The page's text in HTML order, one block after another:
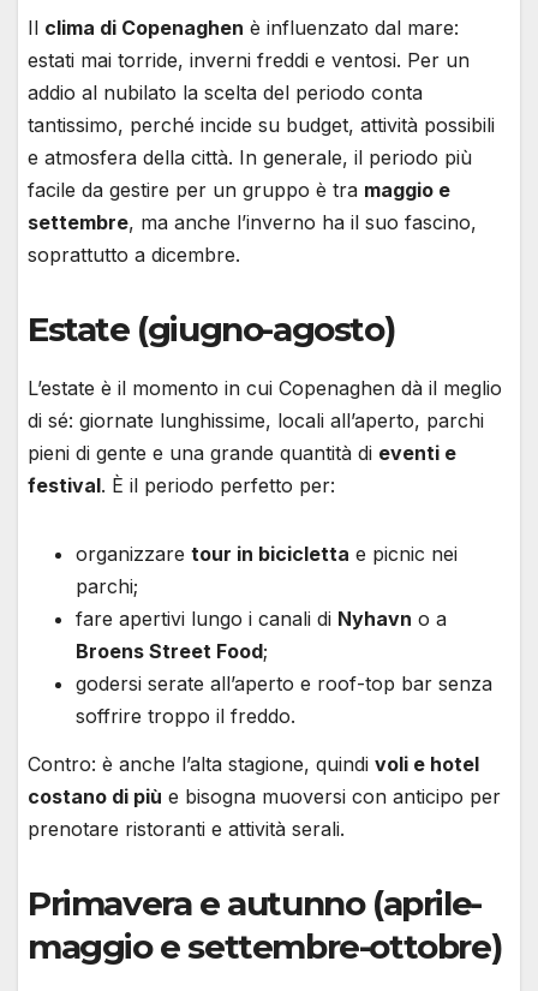
Il clima di Copenaghen è influenzato dal mare:
estati mai torride, inverni freddi e ventosi. Per un
addio al nubilato la scelta del periodo conta
tantissimo, perché incide su budget, attività possibili
e atmosfera della città. In generale, il periodo più
facile da gestire per un gruppo è tra maggio e
settembre, ma anche l’inverno ha il suo fascino,
soprattutto a dicembre.
Estate (giugno-agosto)
L’estate è il momento in cui Copenaghen dà il meglio
di sé: giornate lunghissime, locali all’aperto, parchi
pieni di gente e una grande quantità di eventi e
festival. È il periodo perfetto per:
organizzare tour in bicicletta e picnic nei
parchi;
fare apertivi lungo i canali di Nyhavn o a
Broens Street Food;
godersi serate all’aperto e roof-top bar senza
soffrire troppo il freddo.
Contro: è anche l’alta stagione, quindi voli e hotel
costano di più e bisogna muoversi con anticipo per
prenotare ristoranti e attività serali.
Primavera e autunno (aprile-
maggio e settembre-ottobre)